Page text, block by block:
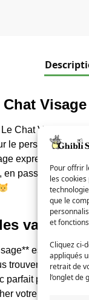
Pour offrir
les
que le
et
Cliquez ci-
appliqués
retrait de
l’onglet de
Chat Visage**,
le personnage
expressif, ce
passant par le
varié
est
trouverez le
parfait pour tous
votre passion